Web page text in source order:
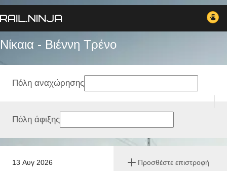
Νίκαια - Βιέννη Tρένο
13 Αυγ 2026 Προσθέστε επιστροφή
Πόλη αναχώρησης
Πόλη άφιξης